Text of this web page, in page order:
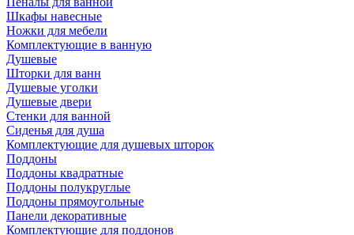
Шкафы навесные
Ножки для мебели
Комплектующие в ванную
Душевые
Шторки для ванн
Душевые уголки
Душевые двери
Стенки для ванной
Сиденья для душа
Комплектующие для душевых шторок
Поддоны
Поддоны квадратные
Поддоны полукруглые
Поддоны прямоугольные
Панели декоративные
Комплектующие для поддонов